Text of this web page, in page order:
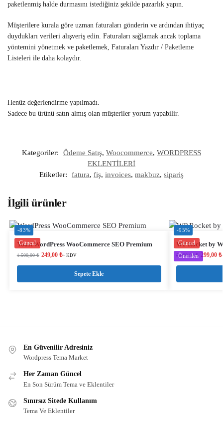
paketlenmiş halde durmasını istediğiniz şekilde pazarlık yapın.
Müşterilere kurala göre uzman faturaları gönderin ve ardından ihtiyaç
duydukları verileri alışveriş edin. Faturaları sağlamak ancak toplama
yöntemini yönetmek ve paketlemek, Faturaları Yazdır / Paketleme
Listeleri ile daha kolaydır.
Henüz değerlendirme yapılmadı.
Sadece bu ürünü satın almış olan müşteriler yorum yapabilir.
Kategoriler: Ödeme Satış, Woocommerce, WORDPRESS
EKLENTİLERİ
Etiketler:
fatura, fiş, invoices, makbuz, sipariş
İlgili ürünler
-83%
Güncel
Yoast WordPress WooCommerce SEO Premium
1.500,00₺ 249,00 ₺+ KDV
Sepete Ekle
-95%
Güncel
Önerilen
WP Rocket by
5.900,00₺ 299,00 ₺
En Güvenilir Adresiniz
Wordpress Tema Market
Her Zaman Güncel
En Son Sürüm Tema ve Eklentiler
Sınırsız Sitede Kullanım
Tema Ve Eklentiler